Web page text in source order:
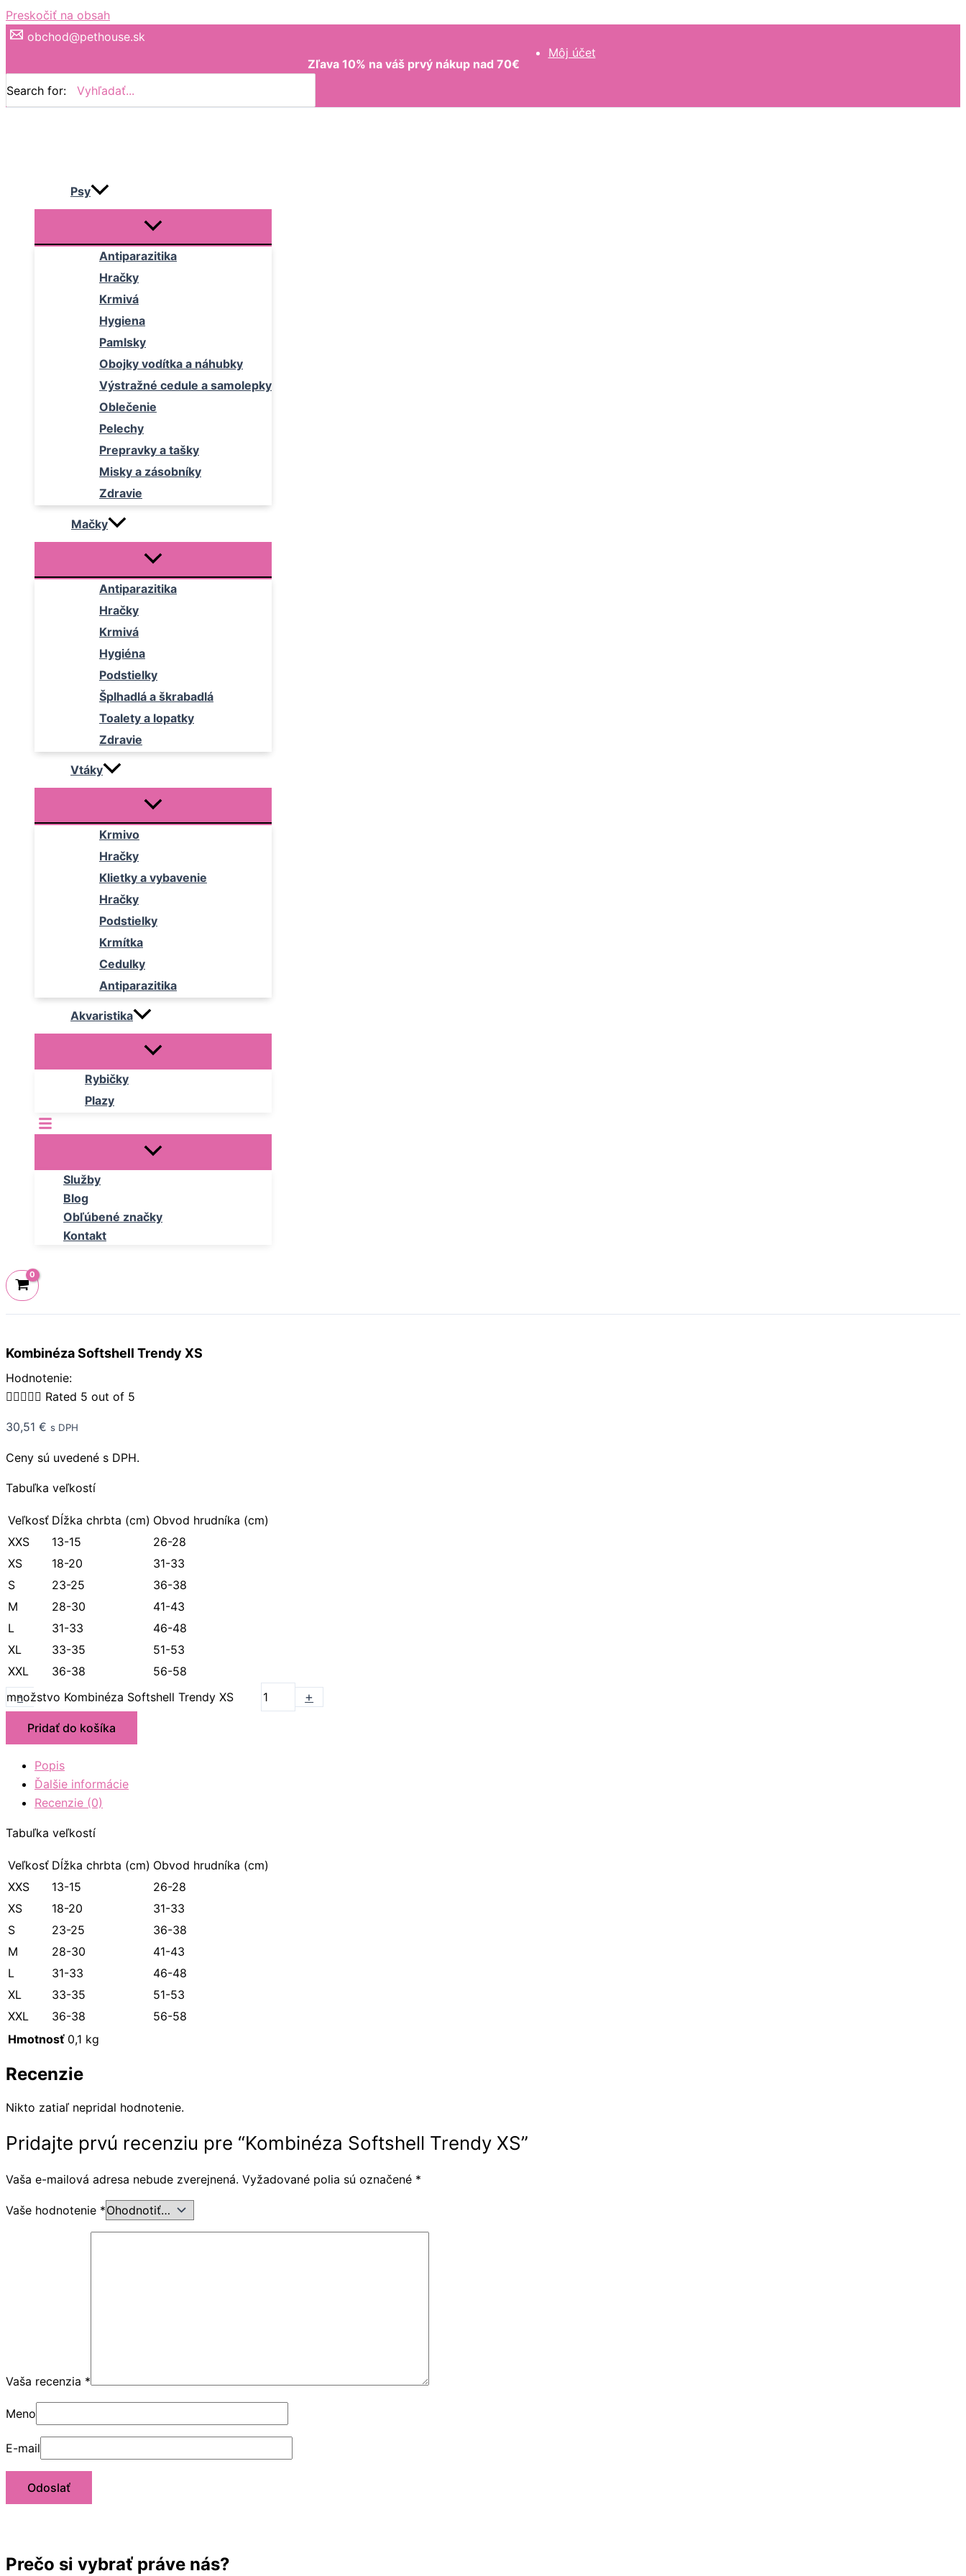
Preskočiť na obsah
obchod@pethouse.sk
Zľava 10% na váš prvý nákup nad 70€
Môj účet
Search for:
Psy
Antiparazitika
Hračky
Krmivá
Hygiena
Pamlsky
Obojky vodítka a náhubky
Výstražné cedule a samolepky
Oblečenie
Pelechy
Prepravky a tašky
Misky a zásobníky
Zdravie
Mačky
Antiparazitika
Hračky
Krmivá
Hygiéna
Podstielky
Šplhadlá a škrabadlá
Toalety a lopatky
Zdravie
Vtáky
Krmivo
Hračky
Klietky a vybavenie
Hračky
Podstielky
Krmítka
Cedulky
Antiparazitika
Akvaristika
Rybičky
Plazy
Služby
Blog
Obľúbené značky
Kontakt
Kombinéza Softshell Trendy XS
Hodnotenie:
 Rated 5 out of 5
30,51 € s DPH
Ceny sú uvedené s DPH.
Tabuľka veľkostí
Veľkosť Dĺžka chrbta (cm) Obvod hrudníka (cm)
XXS
13-15
26-28
XS
18-20
31-33
S
23-25
36-38
M
28-30
41-43
L
31-33
46-48
XL
33-35
51-53
XXL
36-38 56-58
-
množstvo Kombinéza Softshell Trendy XS +
Pridať do košíka
Popis
Ďalšie informácie
Recenzie (0)
Tabuľka veľkostí
Veľkosť Dĺžka chrbta (cm) Obvod hrudníka (cm)
XXS
13-15
26-28
XS
18-20
31-33
S
23-25
36-38
M
28-30
41-43
L
31-33
46-48
XL
33-35
51-53
XXL
36-38
56-58
Hmotnosť 0,1 kg
Recenzie
Nikto zatiaľ nepridal hodnotenie.
Pridajte prvú recenziu pre “Kombinéza Softshell Trendy XS”
Vaša e-mailová adresa nebude zverejnená. Vyžadované polia sú označené *
Vaše hodnotenie *
Vaša recenzia *
Meno
E-mail
Prečo si vybrať práve nás?